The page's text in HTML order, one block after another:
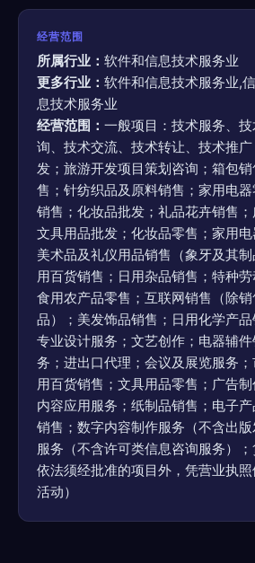
经营范围
所属行业： 软件和信息技术服务业
更多行业： 软件和信息技术服务业,
息技术服务业
经营范围： 一般项目：技术服务、
询、技术交流、技术转让、技术推
发；旅游开发项目策划咨询；箱包
售；针纺织品及原料销售；家用电
销售；化妆品批发；礼品花卉销售；
文具用品批发；化妆品零售；家用
美术品及礼仪用品销售（象牙及其
用百货销售；日用杂品销售；特种劳
食用农产品零售；互联网销售（除
品）；美发饰品销售；日用化学产品
专业设计服务；文艺创作；电器辅
务；进出口代理；会议及展览服务
用百货销售；文具用品零售；广告
内容应用服务；纸制品销售；电子
销售；数字内容制作服务（不含出
服务（不含许可类信息咨询服务）
依法须经批准的项目外，凭营业执
活动）